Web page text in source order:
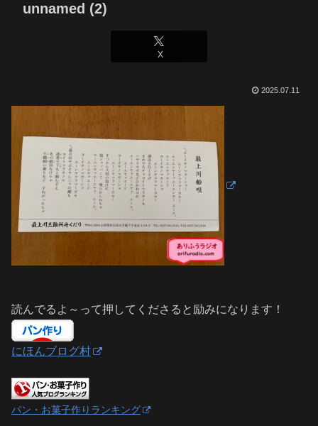
unnamed (2)
X
2025.07.11
読んでるよ～って押してくださると励みになります！
にほんブログ村
パン・お菓子作りランキング